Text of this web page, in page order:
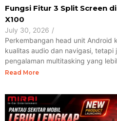
Fungsi Fitur 3 Split Screen
X100
July 30, 2026 /
Perkembangan head unit Android
kualitas audio dan navigasi, tetapi
pengalaman multitasking yang
Read More